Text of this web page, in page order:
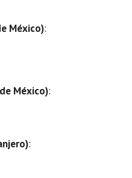
México):
México):
: